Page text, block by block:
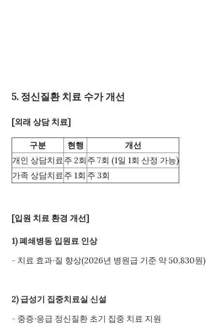
5. 정신질환 치료 수가 개선
[외래 상담 치료]
구분 현행
개선
개인 상담치료주 2회주 7회 (1일 1회 산정 가능)
가족 상담치료주 1회 주 3회
[입원 치료 환경 개선]
1) 폐쇄병동 입원료 인상
- 치료 효과∙질 향상(2026년 병원급 기준 약 50,830원)
2) 급성기 집중치료실 신설
- 중증∙응급 정신질환 초기 집중 치료 지원